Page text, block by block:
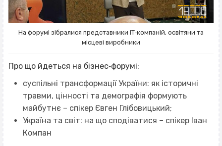
На форумі зібралися представники ІТ‐компаній, освітяни та
місцеві виробники
Про що йдеться на бізнес‐форумі:
суспільні трансформації України: як історичні
травми, цінності та демографія формують
майбутнє – спікер Євген Глібовицький;
Україна та світ: на що сподіватися – спікер Іван
Компан